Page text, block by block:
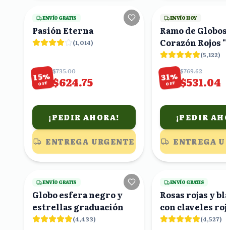
ENVÍO GRATIS
Pasión Eterna
(1,014)
15%
OFF
$735.00
$624.75
¡PEDIR AHORA!
ENTREGA URGENTE
ENVÍO HOY
Ramo de Globos
Corazón Rojos
Me Encantas!"
(5,122)
31%
OFF
$769.62
$531.04
¡PEDIR
ENTREGA
17viendo
ENVÍO GRATIS
Globo esfera negro y
estrellas graduación
(4,433)
ENVÍO GRATIS
Rosas rojas y
con claveles
rositas
(4,527)